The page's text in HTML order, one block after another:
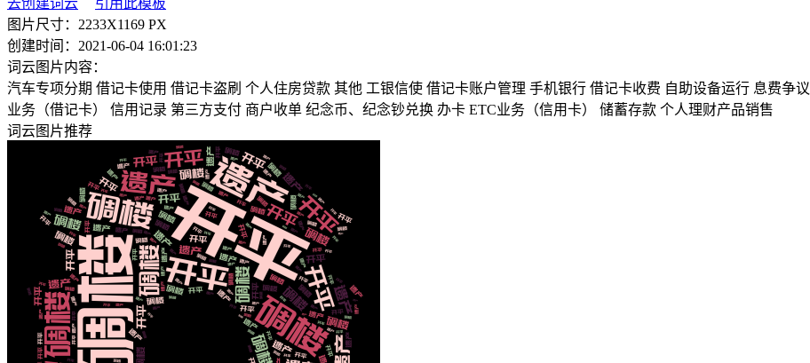
去创建词云
引用此模板
图片尺寸： 2233X1169 PX
创建时间： 2021-06-04 16:01:23
词云图片内容：
汽车专项分期 借记卡使用 借记卡盗刷 个人住房贷款 其他 工银信使 借记卡账户管理 手机银行 借记卡收费 自助设备运行 息费争议
业务（借记卡）
信用记录 第三方支付 商户收单 纪念币、纪念钞兑换 办卡 ETC业务（信用卡） 储蓄存款 个人理财产品销售
词云图片推荐